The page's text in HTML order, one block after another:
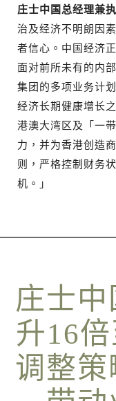
庄士中国总经理兼
治及经济不明朗因
者信心。中国经济
面对前所未有的内
集团的多项业务计
经济长期健康增长
港澳大湾区及「一
力，并为香港创造
则，严格控制财务
机。」
庄士
升16
调整